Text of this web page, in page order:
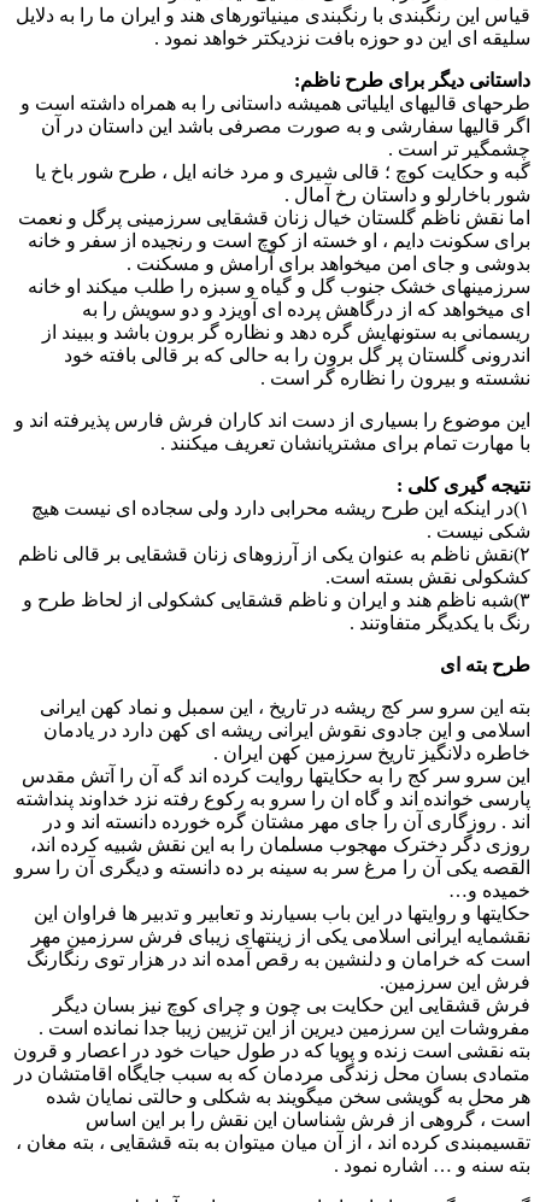
قیاس این رنگبندی با رنگبندی مینیاتورهای هند و ایران ما را به دلایل
سلیقه ای این دو حوزه بافت نزدیکتر خواهد نمود .
داستانی دیگر برای طرح ناظم:
طرحهای قالیهای ایلیاتی همیشه داستانی را به همراه داشته است و
اگر قالیها سفارشی و به صورت مصرفی باشد این داستان در آن
چشمگیر تر است .
گبه و حکایت کوچ ؛ قالی شیری و مرد خانه ایل ، طرح شور باخ یا
شور باخارلو و داستان رخ آمال .
اما نقش ناظم گلستان خیال زنان قشقایی سرزمینی پرگل و نعمت
برای سکونت دایم ، او خسته از کوچ است و رنجیده از سفر و خانه
بدوشی و جای امن میخواهد برای آرامش و مسکنت .
سرزمینهای خشک جنوب گل و گیاه و سبزه را طلب میکند او خانه
ای میخواهد که از درگاهش پرده ای آویزد و دو سویش را به
ریسمانی به ستونهایش گره دهد و نظاره گر برون باشد و ببیند از
اندرونی گلستان پر گل برون را به حالی که بر قالی بافته خود
نشسته و بیرون را نظاره گر است .
این موضوع را بسیاری از دست اند کاران فرش فارس پذیرفته اند و
با مهارت تمام برای مشتریانشان تعریف میکنند .
نتیجه گیری کلی :
۱)در اینکه این طرح ریشه محرابی دارد ولی سجاده ای نیست هیچ
شکی نیست .
۲)نقش ناظم به عنوان یکی از آرزوهای زنان قشقایی بر قالی ناظم
کشکولی نقش بسته است.
۳)شبه ناظم هند و ایران و ناظم قشقایی کشکولی از لحاظ طرح و
رنگ با یکدیگر متفاوتند .
طرح بته ای
بته این سرو سر کج ریشه در تاریخ ، این سمبل و نماد کهن ایرانی
اسلامی و این جادوی نقوش ایرانی ریشه ای کهن دارد در یادمان
خاطره دلانگیز تاریخ سرزمین کهن ایران .
این سرو سر کج را به حکایتها روایت کرده اند گه آن را آتش مقدس
پارسی خوانده اند و گاه ان را سرو به رکوع رفته نزد خداوند پنداشته
اند . روزگاری آن را جای مهر مشتان گره خورده دانسته اند و در
روزی دگر دخترک مهجوب مسلمان را به این نقش شبیه کرده اند،
القصه یکی آن را مرغ سر به سینه بر ده دانسته و دیگری آن را سرو
خمیده و…
حکایتها و روایتها در این باب بسیارند و تعابیر و تدبیر ها فراوان این
نقشمایه ایرانی اسلامی یکی از زینتهای زیبای فرش سرزمین مهر
است که خرامان و دلنشین به رقص آمده اند در هزار توی رنگارنگ
فرش این سرزمین.
فرش قشقایی این حکایت بی چون و چرای کوچ نیز بسان دیگر
مفروشات این سرزمین دیرین از این تزیین زیبا جدا نمانده است .
بته نقشی است زنده و پویا که در طول حیات خود در اعصار و قرون
متمادی بسان محل زندگی مردمان که به سبب جایگاه اقامتشان در
هر محل به گویشی سخن میگویند به شکلی و حالتی نمایان شده
است ، گروهی از فرش شناسان این نقش را بر این اساس
تقسیمبندی کرده اند ، از آن میان میتوان به بته قشقایی ، بته مغان ،
بته سنه و … اشاره نمود .